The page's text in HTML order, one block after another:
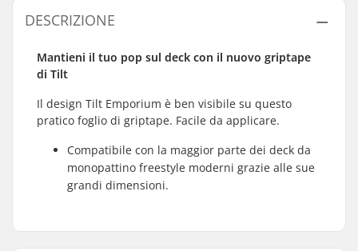
DESCRIZIONE
Mantieni il tuo pop sul deck con il nuovo griptape
di Tilt
Il design Tilt Emporium è ben visibile su questo
pratico foglio di griptape. Facile da applicare.
Compatibile con la maggior parte dei deck da
monopattino freestyle moderni grazie alle sue
grandi dimensioni.